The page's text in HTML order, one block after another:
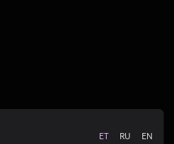
ET RU EN